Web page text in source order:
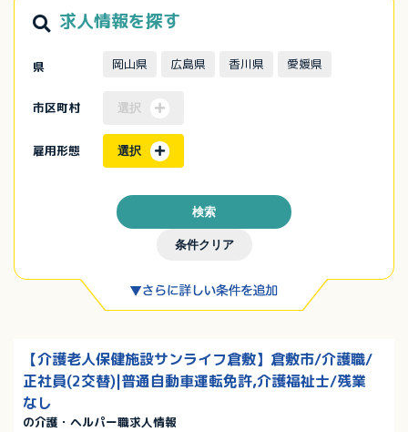
求人情報を探す
県 岡山県 広島県 香川県 愛媛県
市区町村 選択
雇用形態 選択
条件クリア
検索
【介護老人保健施設サンライフ倉敷】倉敷市/介護職/
正社員(2交替)|普通自動車運転免許,介護福祉士/残業
なし
の介護・ヘルパー職求人情報